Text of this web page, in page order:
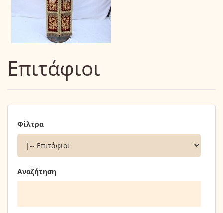
Επιτάφιοι
Φίλτρα
Αναζήτηση